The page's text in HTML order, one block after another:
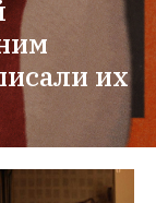
их